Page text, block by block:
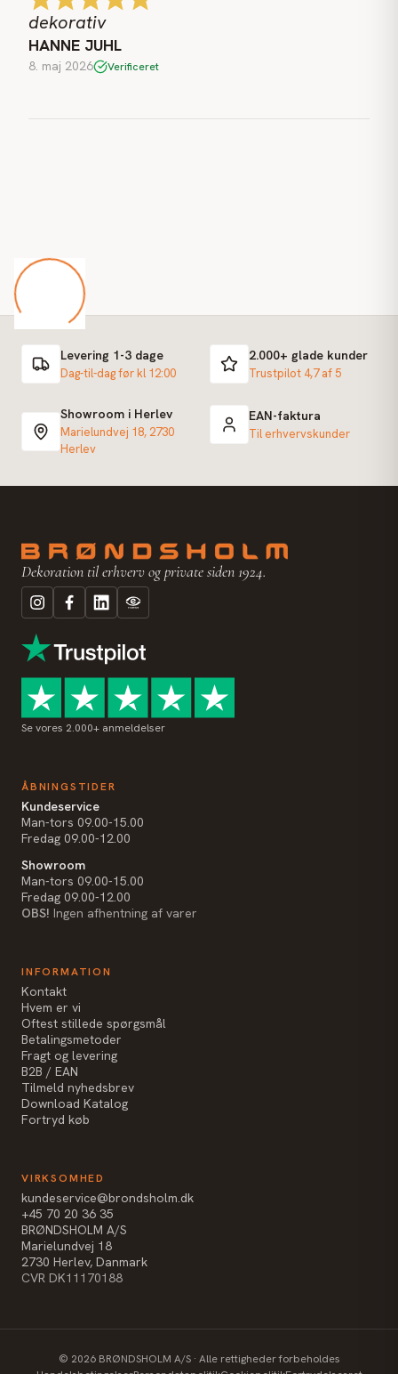
dekorativ
HANNE JUHL
8. maj 2026 Verificeret
Levering 1-3 dage
Dag-til-dag før kl 12:00
2.000+ glade kunder
Trustpilot 4,7 af 5
Showroom i Herlev
Marielundvej 18, 2730
Herlev
EAN-faktura
Til erhvervskunder
Dekoration til erhverv og private siden 1924.
Se vores 2.000+ anmeldelser
ÅBNINGSTIDER
Kundeservice
Man-tors 09.00-15.00
Fredag 09.00-12.00
Showroom
Man-tors 09.00-15.00
Fredag 09.00-12.00
OBS! Ingen afhentning af varer
INFORMATION
Kontakt
Hvem er vi
Oftest stillede spørgsmål
Betalingsmetoder
Fragt og levering
B2B / EAN
Tilmeld nyhedsbrev
Download Katalog
Fortryd køb
VIRKSOMHED
kundeservice@brondsholm.dk
+45 70 20 36 35
BRØNDSHOLM A/S
Marielundvej 18
2730 Herlev, Danmark
CVR DK11170188
© 2026BRØNDSHOLM A/S · Alle rettigheder forbeholdes